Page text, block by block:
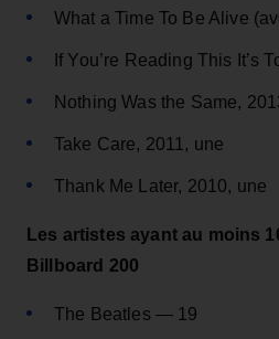
What a Time To Be Alive
If You’re Reading This It’s
Nothing Was the Same,
Take Care, 2011, une
Thank Me Later, 2010, une
Les artistes ayant au moins
Billboard 200
The Beatles — 19